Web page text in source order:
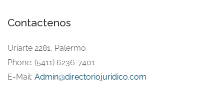
Contactenos
Uriarte 2281, Palermo
Phone: (5411) 6236-7401
E-Mail: Admin@directoriojuridico.com